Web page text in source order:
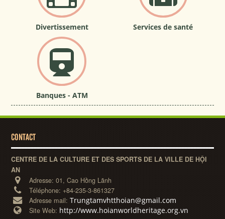
Divertissement Services de santé
Banques - ATM
CONTACT
CENTRE DE LA CULTURE ET DES SPORTS DE LA VILLE DE HỘI
AN
Adresse:01, Cao Hồng Lãnh
Téléphone:+84-235-3-861327
Adresse mail:Trungtamvhtthoian@gmail.com
Site Web: http://www.hoianworldheritage.org.vn